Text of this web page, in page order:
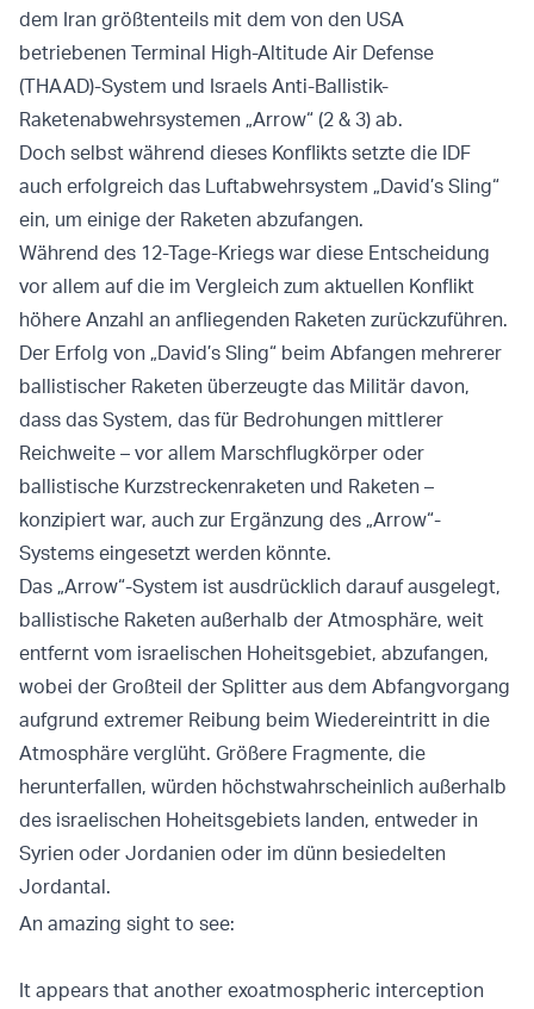
dem Iran größtenteils mit dem von den USA
betriebenen Terminal High-Altitude Air Defense
(THAAD)-System und Israels Anti-Ballistik-
Raketenabwehrsystemen „Arrow“ (2 & 3) ab.
Doch selbst während dieses Konflikts setzte die IDF
auch erfolgreich das Luftabwehrsystem „David’s Sling“
ein, um einige der Raketen abzufangen.
Während des 12-Tage-Kriegs war diese Entscheidung
vor allem auf die im Vergleich zum aktuellen Konflikt
höhere Anzahl an anfliegenden Raketen zurückzuführen.
Der Erfolg von „David’s Sling“ beim Abfangen mehrerer
ballistischer Raketen überzeugte das Militär davon,
dass das System, das für Bedrohungen mittlerer
Reichweite – vor allem Marschflugkörper oder
ballistische Kurzstreckenraketen und Raketen –
konzipiert war, auch zur Ergänzung des „Arrow“-
Systems eingesetzt werden könnte.
Das „Arrow“-System ist ausdrücklich darauf ausgelegt,
ballistische Raketen außerhalb der Atmosphäre, weit
entfernt vom israelischen Hoheitsgebiet, abzufangen,
wobei der Großteil der Splitter aus dem Abfangvorgang
aufgrund extremer Reibung beim Wiedereintritt in die
Atmosphäre verglüht. Größere Fragmente, die
herunterfallen, würden höchstwahrscheinlich außerhalb
des israelischen Hoheitsgebiets landen, entweder in
Syrien oder Jordanien oder im dünn besiedelten
Jordantal.
An amazing sight to see:
It appears that another exoatmospheric interception